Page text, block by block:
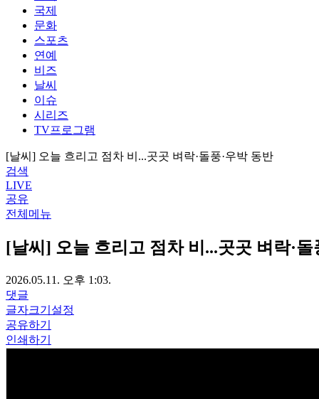
국제
문화
스포츠
연예
비즈
날씨
이슈
시리즈
TV프로그램
[날씨] 오늘 흐리고 점차 비...곳곳 벼락·돌풍·우박 동반
검색
LIVE
공유
전체메뉴
[날씨] 오늘 흐리고 점차 비...곳곳 벼락·돌
2026.05.11. 오후 1:03.
댓글
글자크기설정
공유하기
인쇄하기